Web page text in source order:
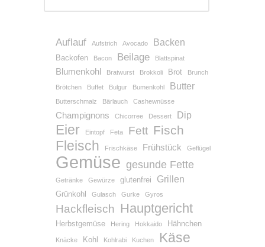
Auflauf Aufstrich Avocado Backen
Backofen Bacon Beilage Blattspinat
Blumenkohl Bratwurst Brokkoli Brot Brunch
Brötchen Buffet Bulgur Bumenkohl Butter
Butterschmalz Bärlauch Cashewnüsse
Champignons Chicorree Dessert Dip
Eier Eintopf Feta Fett Fisch
Fleisch Frischkäse Frühstück Geflügel
Gemüse gesunde Fette
Getränke Gewürze glutenfrei Grillen
Grünkohl Gulasch Gurke Gyros
Hackfleisch Hauptgericht
Herbstgemüse Hering Hokkaido Hähnchen
Knäcke Kohl Kohlrabi Kuchen Käse